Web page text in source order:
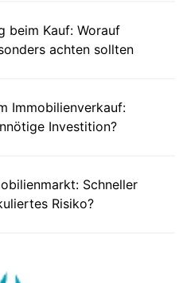
beim Kauf: Worauf
achten sollten
Immobilienverkauf:
Investition?
Schneller
Risiko?